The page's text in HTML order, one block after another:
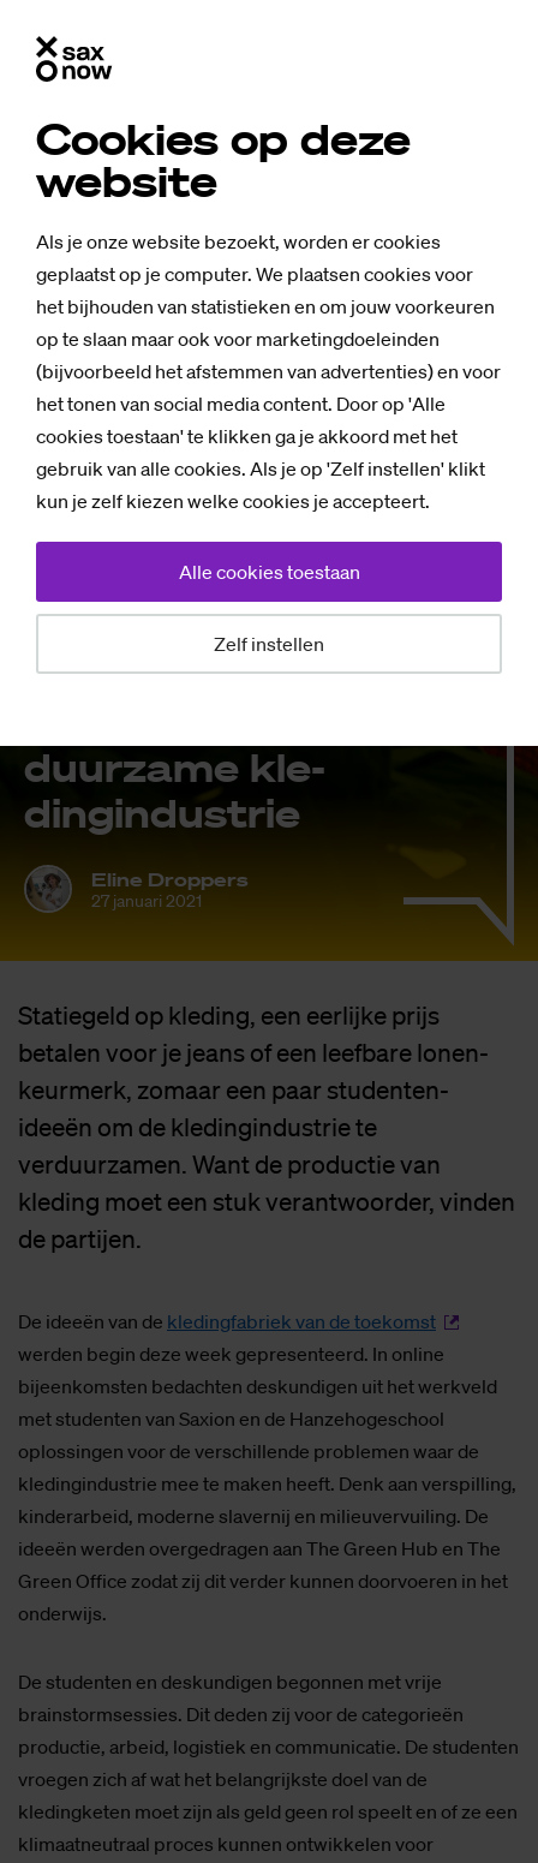
Cookies op deze
website
Als je onze website bezoekt, worden er cookies
geplaatst op je computer. We plaatsen cookies voor
het bijhouden van statistieken en om jouw voorkeuren
op te slaan maar ook voor marketingdoeleinden
(bijvoorbeeld het afstemmen van advertenties) en voor
het tonen van social media content. Door op 'Alle
cookies toestaan' te klikken ga je akkoord met het
gebruik van alle cookies. Als je op 'Zelf instellen' klikt
kun je zelf kiezen welke cookies je accepteert.
Zelf instellen
Alle cookies toestaan
Nieuws
Stu­den­ten bui­
duur­za­me kle­
ding­in­du­strie
Eline Droppers
27 januari 2021
Statiegeld op kleding, een eerlijke prijs
betalen voor je jeans of een leefbare lonen-
keurmerk, zomaar een paar studenten-
ideeën om de kledingindustrie te
verduurzamen. Want de productie van
kleding moet een stuk verantwoorder, vinden
de partijen.
De ideeën van de kledingfabriek van de toekomst
werden begin deze week gepresenteerd. In online
bijeenkomsten bedachten deskundigen uit het werkveld
met studenten van Saxion en de Hanzehogeschool
oplossingen voor de verschillende problemen waar de
kledingindustrie mee te maken heeft. Denk aan verspilling,
kinderarbeid, moderne slavernij en milieuvervuiling. De
ideeën werden overgedragen aan The Green Hub en The
Green Office zodat zij dit verder kunnen doorvoeren in het
onderwijs.
De studenten en deskundigen begonnen met vrije
brainstormsessies. Dit deden zij voor de categorieën
productie, arbeid, logistiek en communicatie. De studenten
vroegen zich af wat het belangrijkste doel van de
kledingketen moet zijn als geld geen rol speelt en of ze een
klimaatneutraal proces kunnen ontwikkelen voor